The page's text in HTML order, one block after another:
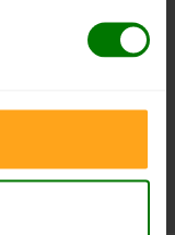
385,00 €
301,00 €